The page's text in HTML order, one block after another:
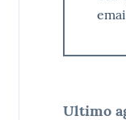
Ultimo